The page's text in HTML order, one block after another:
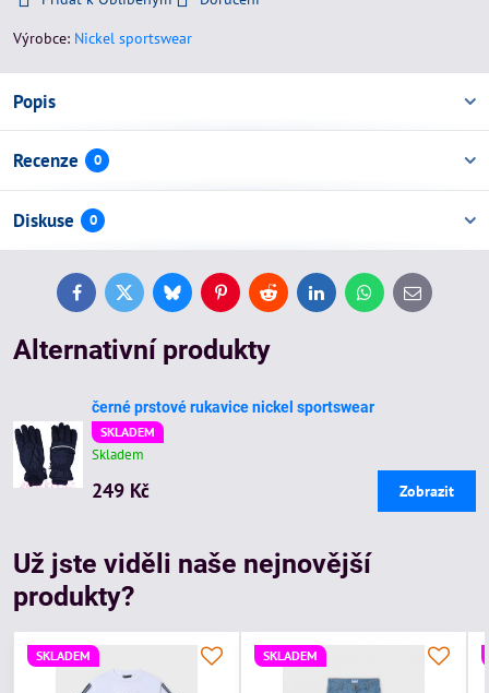
Výrobce: Nickel sportswear
Popis
Recenze 0
Diskuse 0
FacebookTwitterBlueskyPinterestReddit LinkedInWhatsApp
E-
mail
Alternativní produkty
černé prstové rukavice nickel sportswear
SKLADEM
Skladem
249 Kč Zobrazit
Už jste viděli naše nejnovější
produkty?
SKLADEM SKLADEM